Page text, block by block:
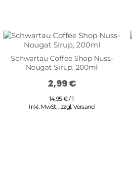
Schwartau Coffee Shop Nuss-
Nougat Sirup, 200ml
2,99 €
14,95 € / 1l
Inkl. MwSt. ,zzgl.Versand